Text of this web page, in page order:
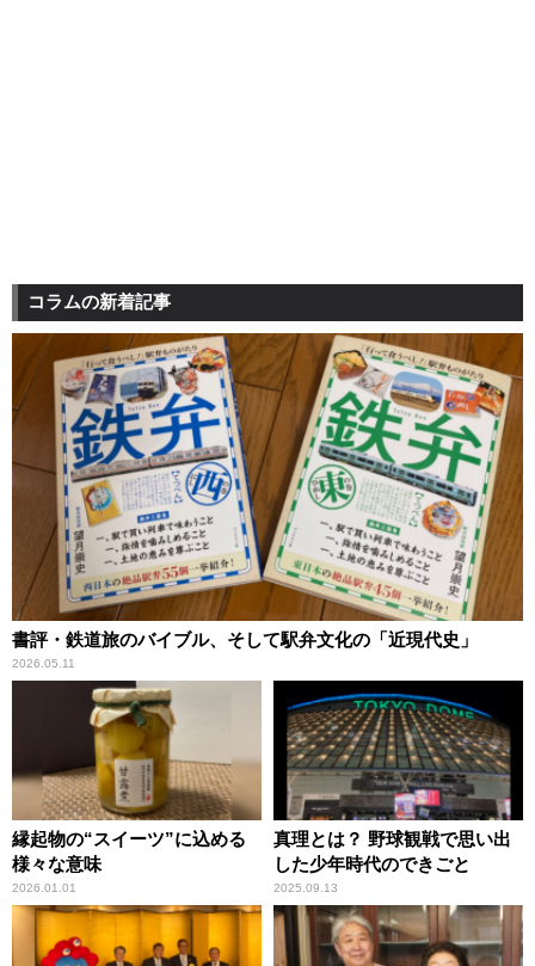
コラムの新着記事
書評・鉄道旅のバイブル、そして駅弁文化の「近現代史」
2026.05.11
縁起物の“スイーツ”に込める
様々な意味
2026.01.01
真理とは？ 野球観戦で思い出
した少年時代のできごと
2025.09.13